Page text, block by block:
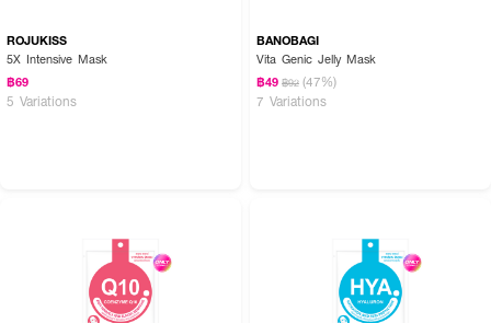
ROJUKISS
5X Intensive Mask
฿69
5 Variations
BANOBAGI
Vita Genic Jelly Mask
฿49 ฿92 (47%)
7 Variations